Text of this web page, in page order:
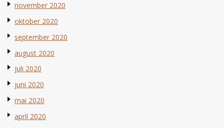
november 2020
oktober 2020
september 2020
august 2020
juli 2020
juni 2020
mai 2020
april 2020